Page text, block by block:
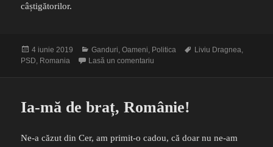
câștigătorilor.
Publicat
pe
4 iunie 2019 Categorii
Ganduri,Oameni, Politica Etichete
Liviu Dragnea,
PSD, Romania Lasă un comentariu
Ia-mă de braț, Românie!
Ne-a căzut din Cer, am primit-o cadou, că doar nu ne-am